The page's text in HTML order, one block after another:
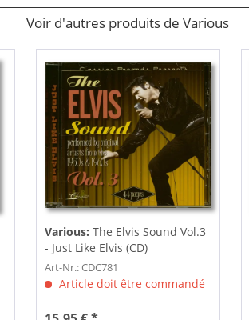
Voir d'autres produits de Various
Various: The Elvis Sound Vol.3
- Just Like Elvis (CD)
Art-Nr.: CDC781
Article doit être commandé